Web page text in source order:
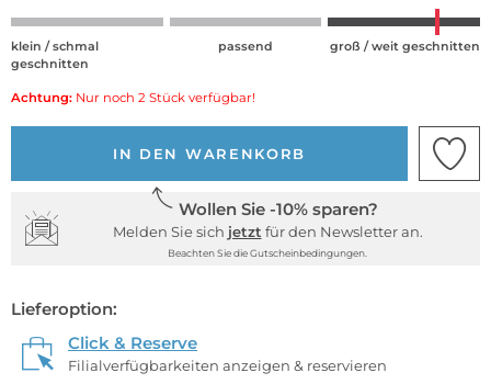
klein / schmal
geschnitten
passend groß / weit geschnitten
Achtung: Nur noch 2 Stück verfügbar!
IN DEN WARENKORB
Wollen Sie -10% sparen?
Melden Sie sich jetzt für den Newsletter an.
Beachten Sie die Gutscheinbedingungen.
Lieferoption:
Click & Reserve
Filialverfügbarkeiten anzeigen & reservieren